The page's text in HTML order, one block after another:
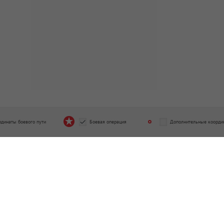
боевого пути Боевая операция Дополнительные